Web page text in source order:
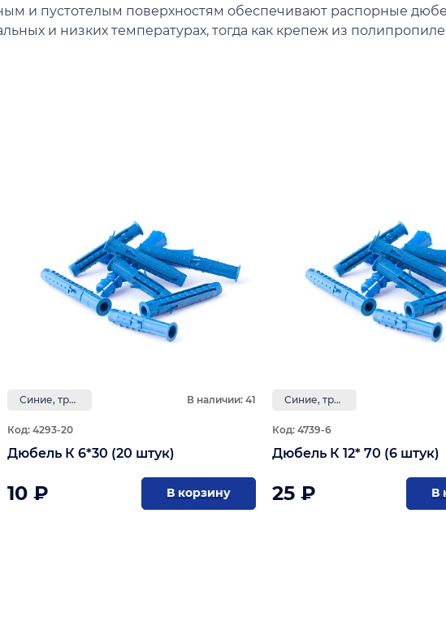
и пустотелым поверхностям обеспечивают распорные
и низких температурах, тогда как крепеж из
Синие, трёхраспорные, с усами В наличии: 41
Код: 4293-20
Дюбель К 6*30 (20 штук)
10 ₽ В корзину
Синие, трёхраспорные, с усами
Код: 4739-6
Дюбель К 12* 70 (6 штук)
25 ₽ В